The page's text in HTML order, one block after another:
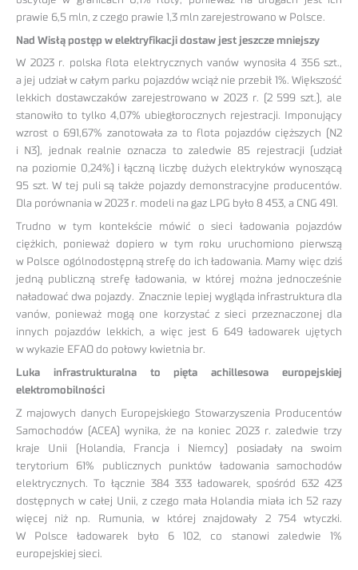
prawie 6,5 mln, z czego prawie 1,3 mln zarejestrowano w Polsce.
Nad Wisłą postęp w elektryfikacji dostaw jest jeszcze mniejszy
W 2023 r. polska flota elektrycznych vanów wynosiła 4 356 szt.,
a jej udział w całym parku pojazdów wciąż nie przebił 1%. Większość
lekkich dostawczaków zarejestrowano w 2023 r. (2 599 szt.), ale
stanowiło to tylko 4,07% ubiegłorocznych rejestracji. Imponujący
wzrost o 691,67% zanotowała za to flota pojazdów cięższych (N2
i N3), jednak realnie oznacza to zaledwie 85 rejestracji (udział
na poziomie 0,24%) i łączną liczbę dużych elektryków wynoszącą
95 szt. W tej puli są także pojazdy demonstracyjne producentów.
Dla porównania w 2023 r. modeli na gaz LPG było 8 453, a CNG 491.
Trudno w tym kontekście mówić o sieci ładowania pojazdów
ciężkich, ponieważ dopiero w tym roku uruchomiono pierwszą
w Polsce ogólnodostępną strefę do ich ładowania. Mamy więc dziś
jedną publiczną strefę ładowania, w której można jednocześnie
naładować dwa pojazdy. Znacznie lepiej wygląda infrastruktura dla
vanów, ponieważ mogą one korzystać z sieci przeznaczonej dla
innych pojazdów lekkich, a więc jest 6 649 ładowarek ujętych
w wykazie EFAO do połowy kwietnia br.
Luka infrastrukturalna to pięta achillesowa europejskiej
elektromobilności
Z majowych danych Europejskiego Stowarzyszenia Producentów
Samochodów (ACEA) wynika, że na koniec 2023 r. zaledwie trzy
kraje Unii (Holandia, Francja i Niemcy) posiadały na swoim
terytorium 61% publicznych punktów ładowania samochodów
elektrycznych. To łącznie 384 333 ładowarek, spośród 632 423
dostępnych w całej Unii, z czego mała Holandia miała ich 52 razy
więcej niż np. Rumunia, w której znajdowały 2 754 wtyczki.
W Polsce ładowarek było 6 102, co stanowi zaledwie 1%
europejskiej sieci.